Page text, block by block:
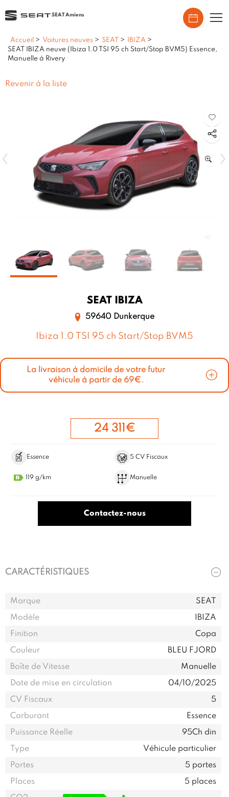
SEAT Amiens
Accueil > Voitures neuves > SEAT > IBIZA >
SEAT IBIZA neuve (Ibiza 1.0 TSI 95 ch Start/Stop BVM5) Essence,
Manuelle à Rivery
Revenir à la liste
SEAT IBIZA
Ibiza 1.0 TSI 95 ch Start/Stop BVM5
59640 Dunkerque
Essence 5 CV Fiscaux
119 g/km Manuelle
24 311€
Contactez-nous
La livraison à domicile de votre futur
véhicule à partir de 69€.
CARACTÉRISTIQUES
Marque
SEAT
Modèle
IBIZA
Finition
Copa
Couleur
BLEU FJORD
Boîte de Vitesse
Manuelle
Date de mise en circulation
04/10/2025
CV Fiscaux
5
Carburant
Essence
Puissance Réelle
95Ch din
Type
Véhicule particulier
Portes
5 portes
Places
5 places